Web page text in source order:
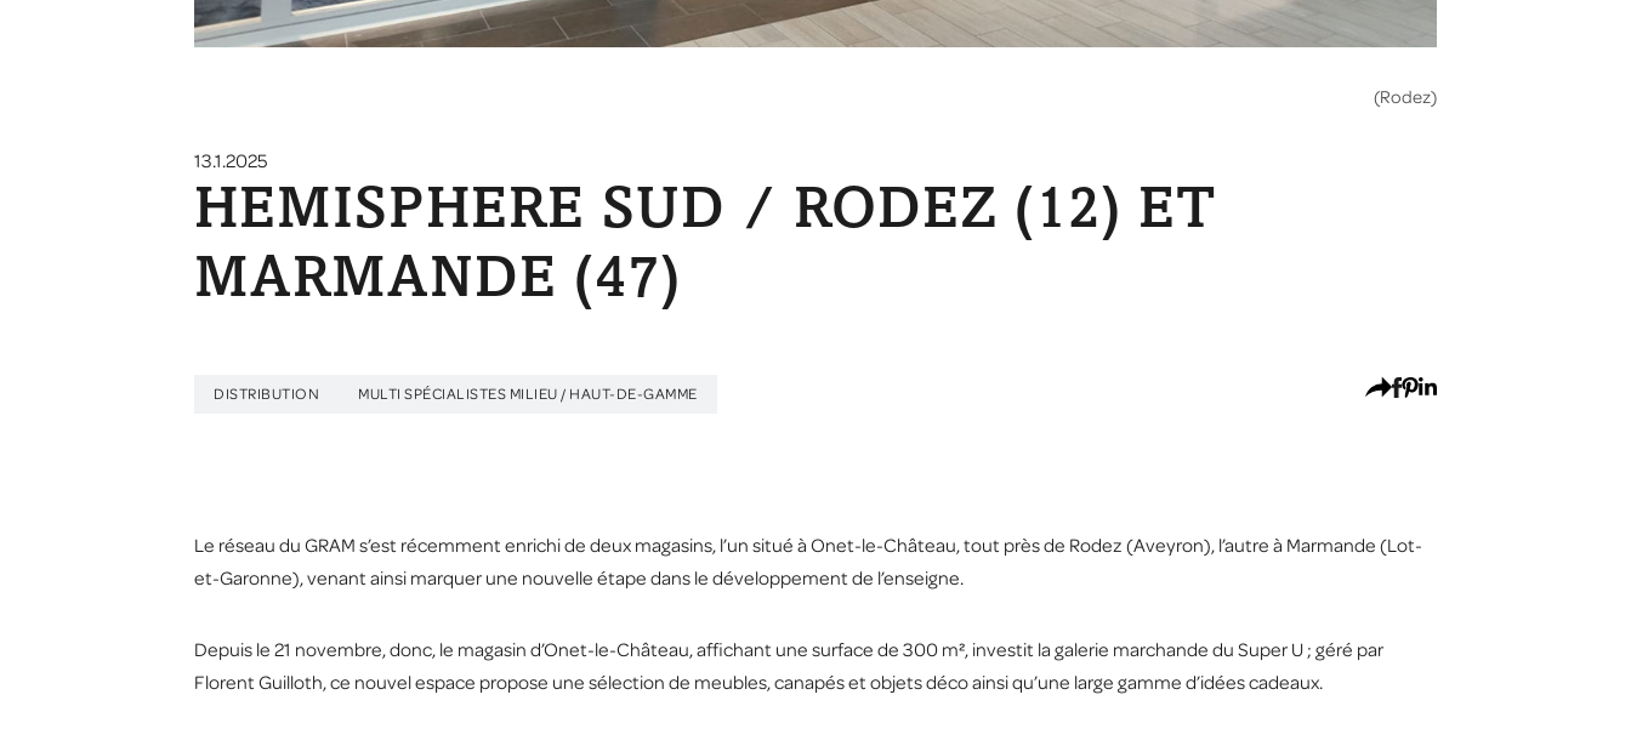
(Rodez)
13.1.2025
HEMISPHERE SUD / RODEZ (12) ET
MARMANDE (47)
DISTRIBUTION MULTI SPÉCIALISTES MILIEU / HAUT-DE-GAMME
Le réseau du GRAM s’est récemment enrichi de deux magasins, l’un situé à Onet-le-Château, tout près de Rodez (Aveyron), l’autre à Marmande (Lot-
et-Garonne), venant ainsi marquer une nouvelle étape dans le développement de l’enseigne.
Depuis le 21 novembre, donc, le magasin d’Onet-le-Château, affichant une surface de 300 m², investit la galerie marchande du Super U ; géré par
Florent Guilloth, ce nouvel espace propose une sélection de meubles, canapés et objets déco ainsi qu’une large gamme d’idées cadeaux.